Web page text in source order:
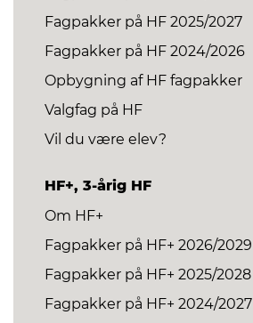
Fagpakker på HF 2025/2027
Fagpakker på HF 2024/2026
Opbygning af HF fagpakker
Valgfag på HF
Vil du være elev?
HF+, 3-årig HF
Om HF+
Fagpakker på HF+ 2026/2029
Fagpakker på HF+ 2025/2028
Fagpakker på HF+ 2024/2027